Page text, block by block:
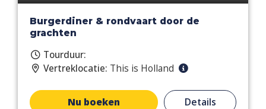
Burgerdiner & rondvaart door de
grachten
Tourduur:
Vertreklocatie: This is Holland
Nu boeken Details